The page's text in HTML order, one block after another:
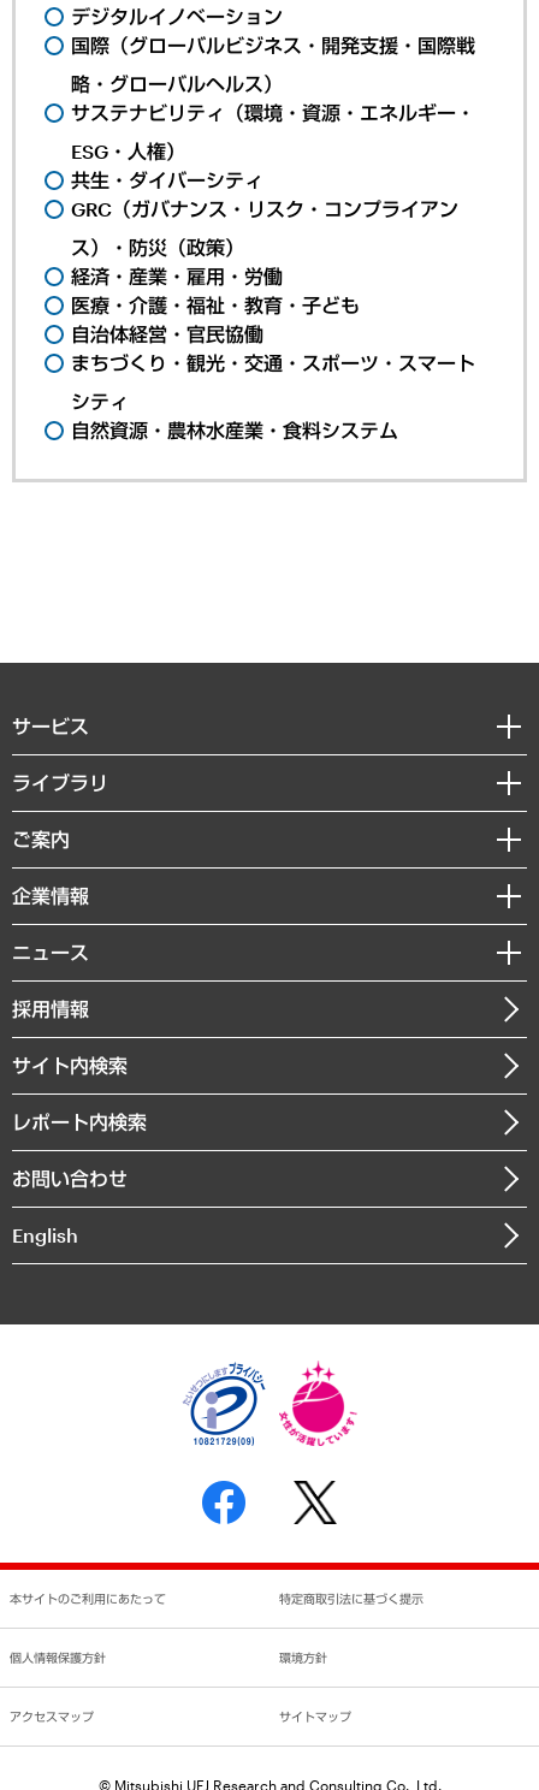
デジタルイノベーション
国際（グローバルビジネス・開発支援・国際戦
略・グローバルヘルス）
サステナビリティ（環境・資源・エネルギー・
ESG・人権）
共生・ダイバーシティ
GRC（ガバナンス・リスク・コンプライアン
ス）・防災（政策）
経済・産業・雇用・労働
医療・介護・福祉・教育・子ども
自治体経営・官民協働
まちづくり・観光・交通・スポーツ・スマート
シティ
自然資源・農林水産業・食料システム
サービス
経営戦略
組織・人事戦略
デジタルイノベーション
共生・ダイバーシティ
GRC（ガバナンス・リスク・コンプライアンス）・防災（政策）
経済・産業・雇用・労働
まちづくり・観光・交通・スポーツ・スマートシティ
自然資源・農林水産業・食料システム
ライブラリ
経済調査
レポート
コラム
経営用語集
受託・受注実績（官公庁関連）
メディア掲載・出演
ご案内
セミナー・イベント情報
MUFGビジネスセミナー
受託案件情報
企業情報
私たちの想い
社長メッセージ
会社概要
沿革
組織図・本部部室紹介
インドネシア現地法人
個人情報保護方針
反社会的勢力に対する基本方針
書面による個人情報の開示等の請求の手続きについて
ニュース
ニュースリリース
お知らせ
採用情報
サイト内検索
レポート内検索
お問い合わせ
English
本サイトのご利用にあたって 特定商取引法に基づく提示
個人情報保護方針 環境方針
アクセスマップ サイトマップ
© Mitsubishi UFJ Research and Consulting Co., Ltd.